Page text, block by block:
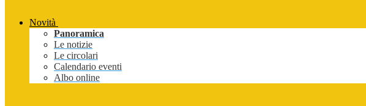
Novità
Panoramica
Le notizie
Le circolari
Calendario eventi
Albo online